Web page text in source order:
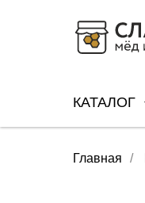
КАТАЛОГ
Главная /